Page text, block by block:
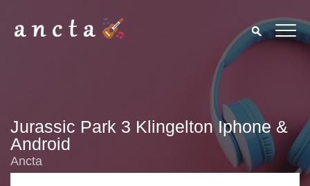
Jurassic Park 3 Klingelton Iphone &
Android
Ancta